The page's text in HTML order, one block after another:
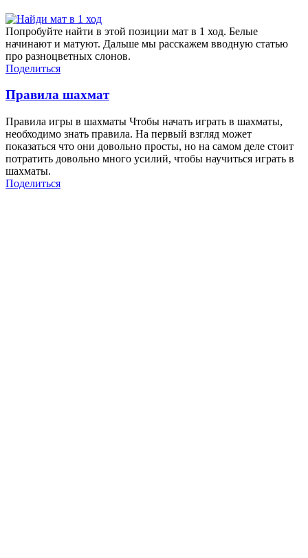
Попробуйте найти в этой позиции мат в 1 ход. Белые
начинают и матуют. Дальше мы расскажем вводную статью
про разноцветных слонов.
Поделиться
Правила шахмат
Правила игры в шахматы Чтобы начать играть в шахматы,
необходимо знать правила. На первый взгляд может
показаться что они довольно просты, но на самом деле стоит
потратить довольно много усилий, чтобы научиться играть в
шахматы.
Поделиться